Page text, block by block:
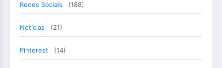
Redes Sociais (188)
Notícias (21)
Pinterest (14)